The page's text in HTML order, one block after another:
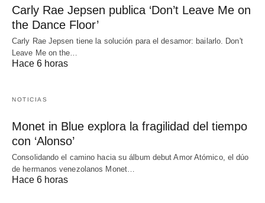
Carly Rae Jepsen publica ‘Don’t Leave Me on
the Dance Floor’
Carly Rae Jepsen tiene la solución para el desamor: bailarlo. Don't
Leave Me on the…
Hace 6 horas
NOTICIAS
Monet in Blue explora la fragilidad del tiempo
con ‘Alonso’
Consolidando el camino hacia su álbum debut Amor Atómico, el dúo
de hermanos venezolanos Monet…
Hace 6 horas